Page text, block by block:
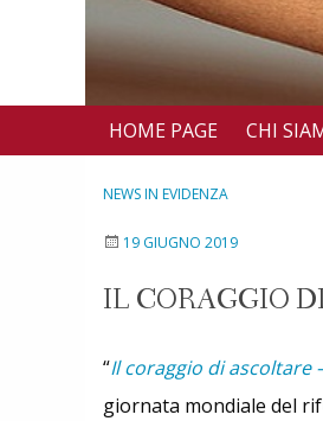
HOME PAGE CHI
NEWS IN EVIDENZA
19 GIUGNO 2019
IL CORAGGIO
“Il coraggio di ascoltare
giornata mondiale del